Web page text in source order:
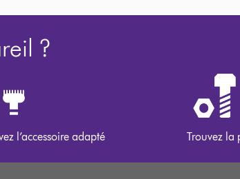
?
l’accessoire adapté Trouvez la